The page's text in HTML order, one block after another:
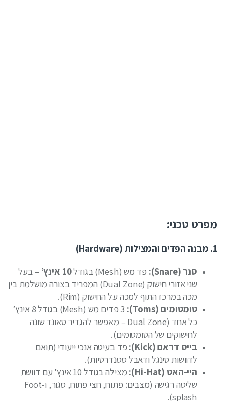
מפרט טכני:
1. מבנה הפדים והמצילות (Hardware)
סנר (Snare):
פד מש (Mesh) בגודל 10 אינץ’
– בעל
שני אזורי חישוק (Dual Zone) המפריד בצורה מושלמת בין
מכה במרכז התוף למכה על החישוק (Rim).
טומטומים (Toms):
3 פדים מש (Mesh) בגודל 8 אינץ’
כל אחד (Dual Zone – מאפשר להגדיר סאונד שונה
לחישוקים של הטומטומים).
בייס דראם (Kick):
פד בעיטה אנכי ייעודי (תואם
לדוושות סינגל ודאבל סטנדרטיות).
היי-האט (Hi-Hat):
מצילה בגודל 10 אינץ’ עם דוושת
שליטה רגישה (מצבים: פתוח, חצי פתוח, סגור, ו-Foot
splash).